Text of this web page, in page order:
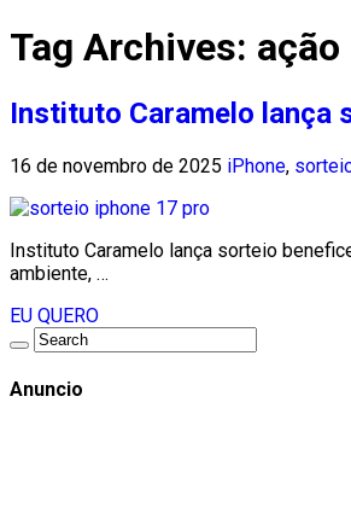
Tag Archives:
Instituto Caramelo lança
16 de novembro de 2025 iPhone,
Instituto Caramelo lança sorteio
ambiente, …
EU QUERO
Anuncio